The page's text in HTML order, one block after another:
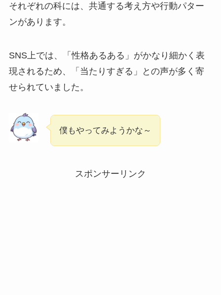
それぞれの科には、共通する考え方や行動パター
ンがあります。
SNS上では、「性格あるある」がかなり細かく表
現されるため、「当たりすぎる」との声が多く寄
せられていました。
僕もやってみようかな～
スポンサーリンク